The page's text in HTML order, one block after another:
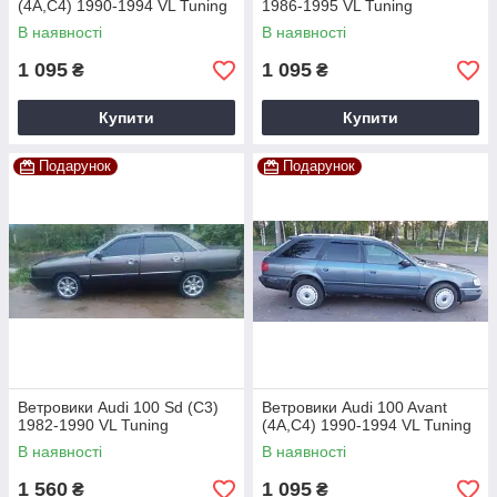
(4A,C4) 1990-1994 VL Tuning
В наявності
1 095 ₴
Купити
1986-1995 VL Tuning
В наявності
1 095 ₴
Купити
Подарунок
Ветровики Audi 100 Sd (C3)
1982-1990 VL Tuning
В наявності
1 560 ₴
Подарунок
Ветровики Audi 100 Avant
(4A,C4) 1990-1994 VL Tuning
В наявності
1 095 ₴